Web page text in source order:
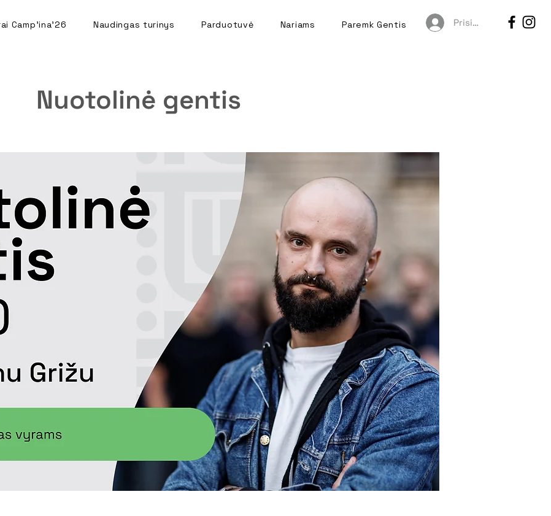
Prisijungti
Camp'ina'26 Naudingas turinys Parduotuvė Nariams Paremk Gentis
Nuotolinė gentis